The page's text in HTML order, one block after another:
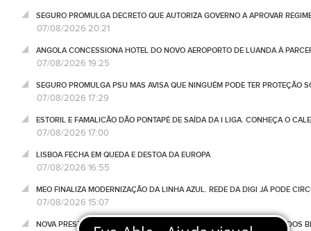
SEGURO PROMULGA DECRETO QUE AUTORIZA GOVERNO A APROVAR
07/08/2026 20:21
ANGOLA CONCESSIONA HOTEL DO NOVO AEROPORTO DE LUANDA À
07/08/2026 19:25
SEGURO PROMULGA PSU MAS AVISA QUE NINGUÉM PODE TER PROTEÇÃO
07/08/2026 17:29
ESTORIL E FAMALICÃO DÃO PONTAPÉ DE SAÍDA DA I LIGA. CONHEÇA O
07/08/2026 17:00
LISBOA FECHA EM QUEDA E DESTOA DA EUROPA
07/08/2026 16:55
MEO FINALIZA MODERNIZAÇÃO DA LINHA AZUL. REDE DA DIGI JÁ PODE
07/08/2026 15:07
NOVA PRESTAÇÃO SOCIAL ÚNICA PODERÁ REDUZIR APOIOS PARA 6% DOS